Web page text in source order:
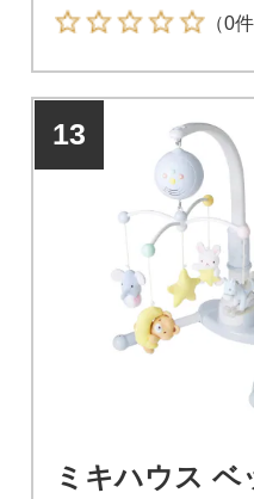
（0件
13
ミキハウス ベ